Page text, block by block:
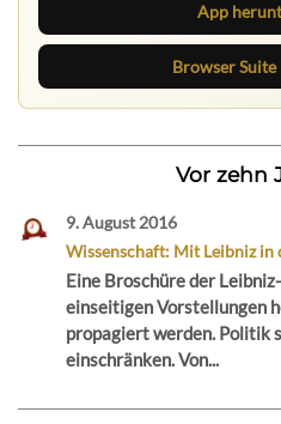
App
Browser
Vor zehn
9. August 2016
Wissenschaft: Mit Leibniz in
Eine Broschüre der
einseitigen Vorstellungen
propagiert werden. Politik
einschränken. Von...